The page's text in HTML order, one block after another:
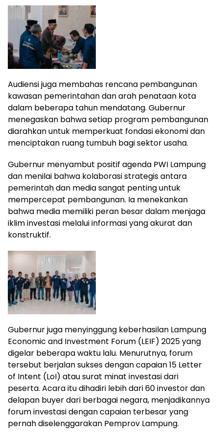
Audiensi juga membahas rencana pembangunan
kawasan pemerintahan dan arah penataan kota
dalam beberapa tahun mendatang. Gubernur
menegaskan bahwa setiap program pembangunan
diarahkan untuk memperkuat fondasi ekonomi dan
menciptakan ruang tumbuh bagi sektor usaha.
Gubernur menyambut positif agenda PWI Lampung
dan menilai bahwa kolaborasi strategis antara
pemerintah dan media sangat penting untuk
mempercepat pembangunan. Ia menekankan
bahwa media memiliki peran besar dalam menjaga
iklim investasi melalui informasi yang akurat dan
konstruktif.
Gubernur juga menyinggung keberhasilan Lampung
Economic and Investment Forum (LEIF) 2025 yang
digelar beberapa waktu lalu. Menurutnya, forum
tersebut berjalan sukses dengan capaian 15 Letter
of Intent (LoI) atau surat minat investasi dari
peserta. Acara itu dihadiri lebih dari 60 investor dan
delapan buyer dari berbagai negara, menjadikannya
forum investasi dengan capaian terbesar yang
pernah diselenggarakan Pemprov Lampung.